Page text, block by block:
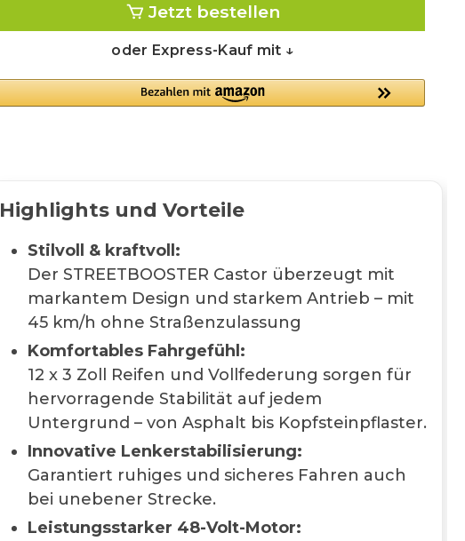
Jetzt bestellen
oder Express-Kauf mit ↓
Highlights und Vorteile
Stilvoll & kraftvoll:
Der STREETBOOSTER Castor überzeugt mit
markantem Design und starkem Antrieb – mit
45 km/h ohne Straßenzulassung
Komfortables Fahrgefühl:
12 x 3 Zoll Reifen und Vollfederung sorgen für
hervorragende Stabilität auf jedem
Untergrund – von Asphalt bis Kopfsteinpflaster.
Innovative Lenkerstabilisierung:
Garantiert ruhiges und sicheres Fahren auch
bei unebener Strecke.
Leistungsstarker 48-Volt-Motor: